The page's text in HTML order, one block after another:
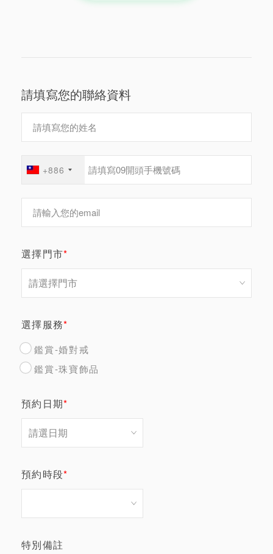
請填寫您的聯絡資料
+886
選擇門市*
選擇服務*
鑑賞-婚對戒
鑑賞-珠寶飾品
預約日期*
預約時段*
特別備註